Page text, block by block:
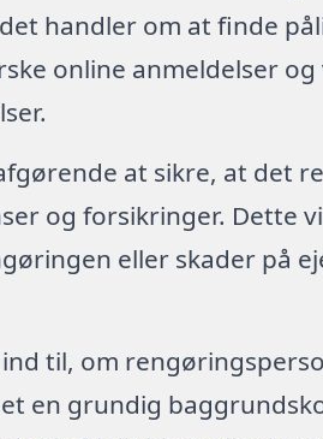
handler om at finde
online anmeldelser
at sikre, at det
og forsikringer. Dette
eller skader på
til, om
en grundig